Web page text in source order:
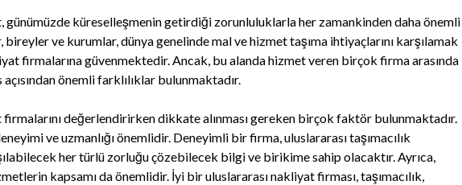
günümüzde küreselleşmenin getirdiği zorunluluklarla her zamankinden daha önemli
ve kurumlar, dünya genelinde mal ve hizmet taşıma ihtiyaçlarını karşılamak
firmalarına güvenmektedir. Ancak, bu alanda hizmet veren birçok firma arasında
önemli farklılıklar bulunmaktadır.
firmalarını değerlendirirken dikkate alınması gereken birçok faktör bulunmaktadır.
ve uzmanlığı önemlidir. Deneyimli bir firma, uluslararası taşımacılık
her türlü zorluğu çözebilecek bilgi ve birikime sahip olacaktır. Ayrıca,
kapsamı da önemlidir. İyi bir uluslararası nakliyat firması, taşımacılık,